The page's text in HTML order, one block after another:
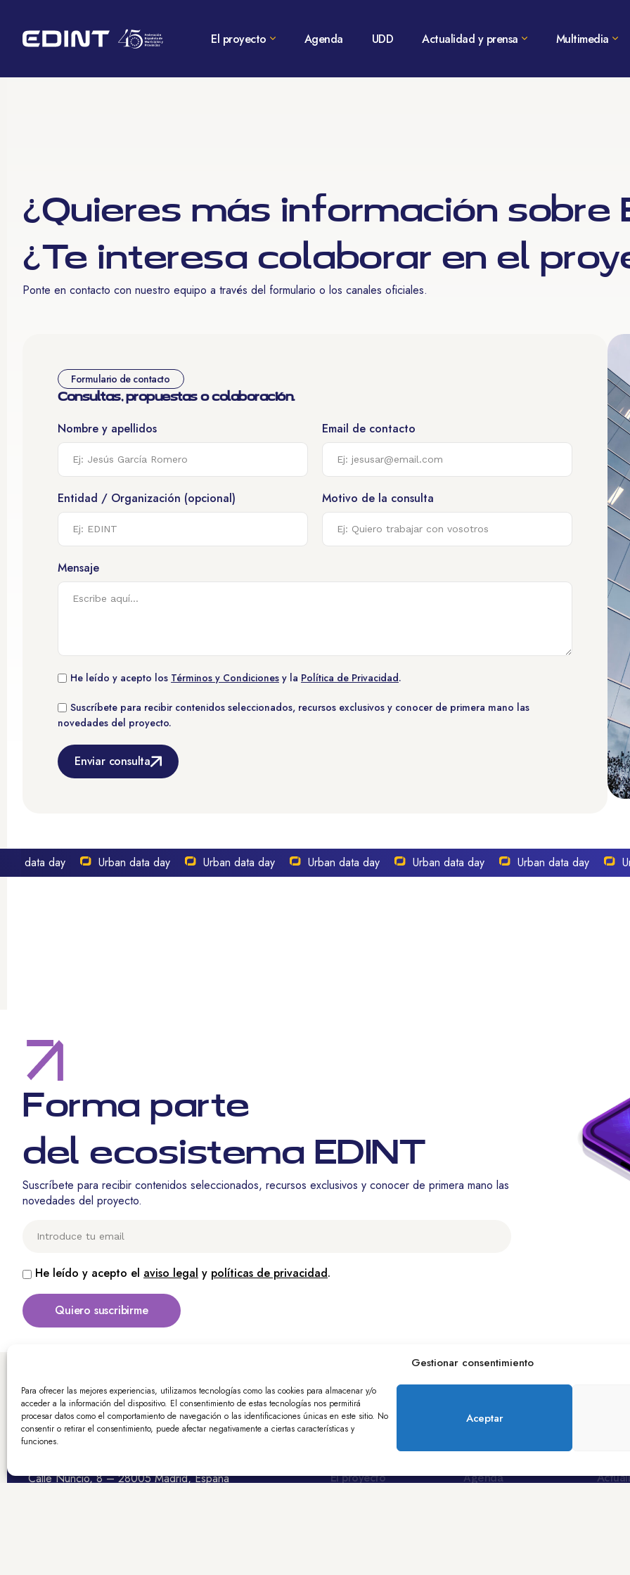
Gestionar consentimiento
Para ofrecer las mejores experiencias, utilizamos tecnologías como las cookies para almacenar y/o
acceder a la información del dispositivo. El consentimiento de estas tecnologías nos permitirá
procesar datos como el comportamiento de navegación o las identificaciones únicas en este sitio. No
consentir o retirar el consentimiento, puede afectar negativamente a ciertas características y
funciones.
Aceptar
El proyecto Agenda UDD Actualidad y prensa Multimedia
¿Quieres más información sobre
¿Te interesa colaborar en el
Ponte en contacto con nuestro equipo a través del formulario o los canales oficiales.
Formulario de contacto
Consultas, propuestas o colaboración.
Nombre y apellidos Email de contacto
Entidad / Organización (opcional) Motivo de la consulta
Mensaje
He leído y acepto los Términos y Condiciones y la Política de Privacidad.
Suscríbete para recibir contenidos seleccionados, recursos exclusivos y conocer de primera mano las
novedades del proyecto.
Enviar consulta
data day Urban data day Urban data day Urban data day Urban data day Urban data day
Forma parte
del ecosistema EDINT
Suscríbete para recibir contenidos seleccionados, recursos exclusivos y conocer de primera mano las
novedades del proyecto.
He leído y acepto el aviso legal y políticas de privacidad.
Quiero suscribirme
Calle Nuncio, 8 – 28005 Madrid, España
El proyecto Agenda